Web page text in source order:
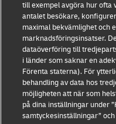
Medvetenhet om bedrägerier
Juridiskt meddelande
Användningsvillkor
Dataskydd
Tillgänglighet
till exempel avgöra hur ofta
antalet besökare,
maximal bekvämlighet och
marknadsföringsinsatser.
dataöverföring till
i länder som saknar en
Förenta staterna). För
behandling av data hos
möjligheten att när som
på dina inställningar under
samtyckesinställningar”